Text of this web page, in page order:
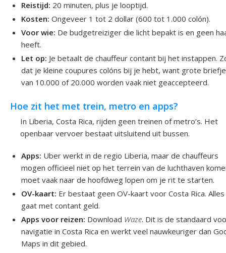
Reistijd: 20 minuten, plus je looptijd.
Kosten: Ongeveer 1 tot 2 dollar (600 tot 1.000 colón).
Voor wie: De budgetreiziger die licht bepakt is en geen
heeft.
Let op: Je betaalt de chauffeur contant bij het instappen.
dat je kleine coupures colóns bij je hebt, want grote
van 10.000 of 20.000 worden vaak niet geaccepteerd.
Hoe zit het met trein, metro en apps?
In Liberia, Costa Rica, rijden geen treinen of metro’s. Het
openbaar vervoer bestaat uitsluitend uit bussen.
Apps: Uber werkt in de regio Liberia, maar de chauffeurs
mogen officieel niet op het terrein van de luchthaven
moet vaak naar de hoofdweg lopen om je rit te starten.
OV-kaart: Er bestaat geen OV-kaart voor Costa Rica. Alles
gaat met contant geld.
Apps voor reizen: Download Waze. Dit is de standaard
navigatie in Costa Rica en werkt veel nauwkeuriger dan
Maps in dit gebied.